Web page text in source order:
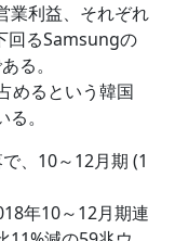
業利益、それぞれ
回るSamsungの
る。
めるという韓国
。
、10～12月期 (1
年10～12月期連